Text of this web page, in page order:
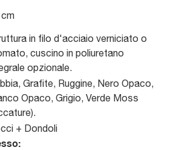
in filo d'acciaio verniciato o
cuscino in poliuretano
opzionale.
Grafite, Ruggine, Nero Opaco,
Opaco, Grigio, Verde Moss
+ Dondoli